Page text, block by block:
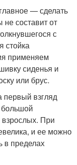
— сделать
составит от
с
стойка
применяем
сиденья и
или брус.
первый взгляд
большой
взрослых. При
и ее можно
в пределах